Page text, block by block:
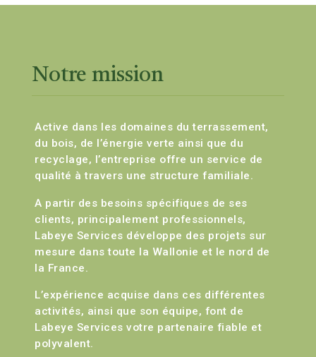
Notre mission
Active dans les domaines du terrassement,
du bois, de l’énergie verte ainsi que du
recyclage, l’entreprise offre un service de
qualité à travers une structure familiale.
A partir des besoins spécifiques de ses
clients, principalement professionnels,
Labeye Services développe des projets sur
mesure dans toute la Wallonie et le nord de
la France.
L’expérience acquise dans ces différentes
activités, ainsi que son équipe, font de
Labeye Services votre partenaire fiable et
polyvalent.